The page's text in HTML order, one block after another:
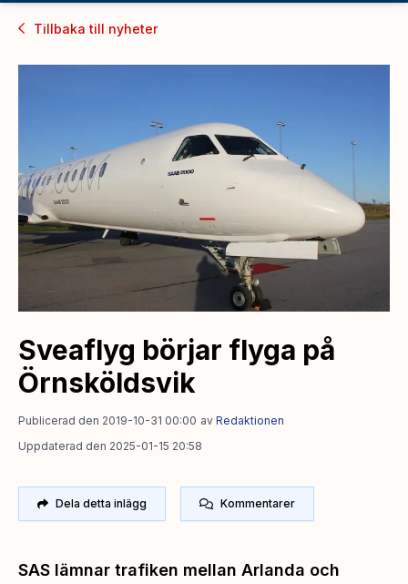
Tillbaka till nyheter
Sveaflyg börjar flyga på
Örnsköldsvik
Publicerad den 2019-10-31 00:00 av Redaktionen
Uppdaterad den 2025-01-15 20:58
Dela detta inlägg Kommentarer
SAS lämnar trafiken mellan Arlanda och